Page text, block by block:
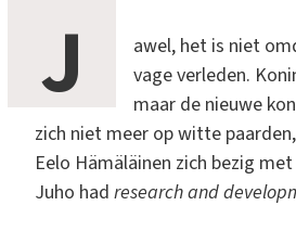
J
awel, het is niet
vage verleden.
maar de nieuwe
zich niet meer op witte
Eelo Hämäläinen zich bezig
Juho had research and